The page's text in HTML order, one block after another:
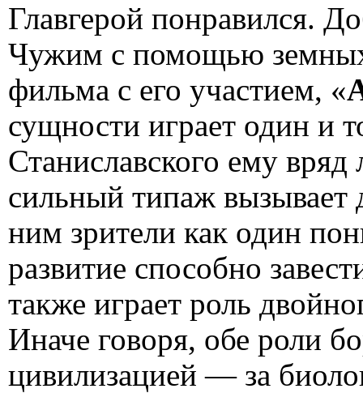
Главгерой понравился.
Чужим с помощью
фильма с его участием, «
сущности играет один и
Станиславского ему
сильный типаж вызывает
ним зрители как один
развитие способно
также играет роль
Иначе говоря, обе роли
цивилизацией — за